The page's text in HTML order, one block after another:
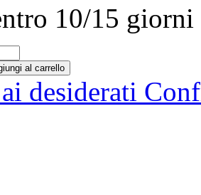
10/15 giorni
al carrello
desiderati